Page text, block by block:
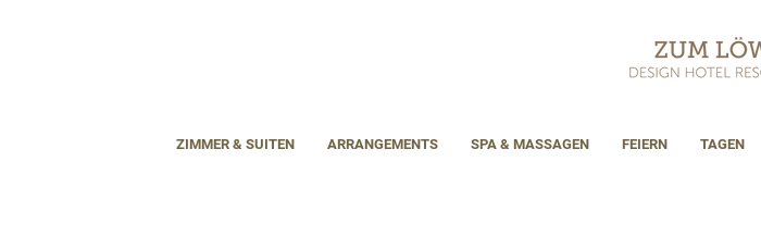
ZIMMER & SUITEN ARRANGEMENTS SPA & MASSAGEN FEIERN TAGEN